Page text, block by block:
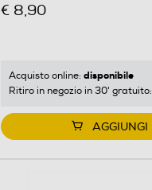
€ 8,90
Acquisto online: disponibile
Ritiro in negozio in 30' gratuito:
AGGIUNGI